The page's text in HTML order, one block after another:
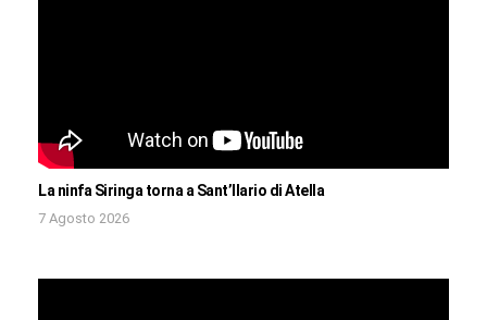
La ninfa Siringa torna a Sant’Ilario di Atella
7 Agosto 2026